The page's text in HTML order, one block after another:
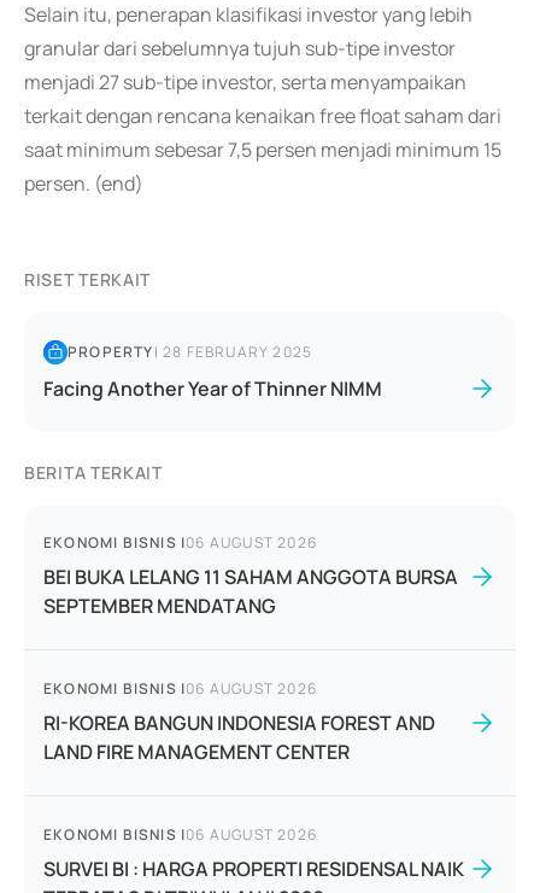
Selain itu, penerapan klasifikasi investor yang lebih
granular dari sebelumnya tujuh sub-tipe investor
menjadi 27 sub-tipe investor, serta menyampaikan
terkait dengan rencana kenaikan free float saham dari
saat minimum sebesar 7,5 persen menjadi minimum 15
persen. (end)
RISET TERKAIT
PROPERTY|28 FEBRUARY 2025
Facing Another Year of Thinner NIMM
BERITA TERKAIT
EKONOMI BISNIS |06 AUGUST 2026
BEI BUKA LELANG 11 SAHAM ANGGOTA BURSA
SEPTEMBER MENDATANG
EKONOMI BISNIS |06 AUGUST 2026
RI-KOREA BANGUN INDONESIA FOREST AND
LAND FIRE MANAGEMENT CENTER
EKONOMI BISNIS |06 AUGUST 2026
SURVEI BI : HARGA PROPERTI RESIDENSAL NAIK